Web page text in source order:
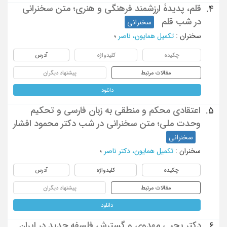
4.
قلم، پدیدۀ ارزشمند فرهنگی و هنری؛ متن سخنرانی
در شب قلم
سخنرانی
سخنران : تکمیل همایون، ناصر ؛
چکیده کلیدواژه آدرس
مقالات مرتبط پیشنهاد دیگران
دانلود
5.
اعتقادی محکم و منطقی به زبان فارسی و تحکیم
وحدت ملی؛ متن سخنرانی در شب دکتر محمود افشار
سخنرانی
سخنران : تکمیل همایون، دکتر ناصر ؛
چکیده کلیدواژه آدرس
مقالات مرتبط پیشنهاد دیگران
دانلود
دکتر یحیی مهدوی و گسترش فلسفه جدید در ایران